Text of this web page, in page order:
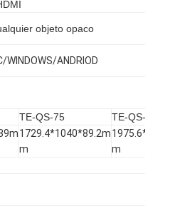
visualizador
objeto opaco
WINDOWS/ANDRIOD
TE-QS-75
TE-QS-86
1729.4*1040*89.2m
m
m